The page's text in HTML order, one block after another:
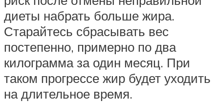
диеты набрать больше жира.
Старайтесь сбрасывать вес
постепенно, примерно по два
килограмма за один месяц. При
таком прогрессе жир будет уходить
на длительное время.